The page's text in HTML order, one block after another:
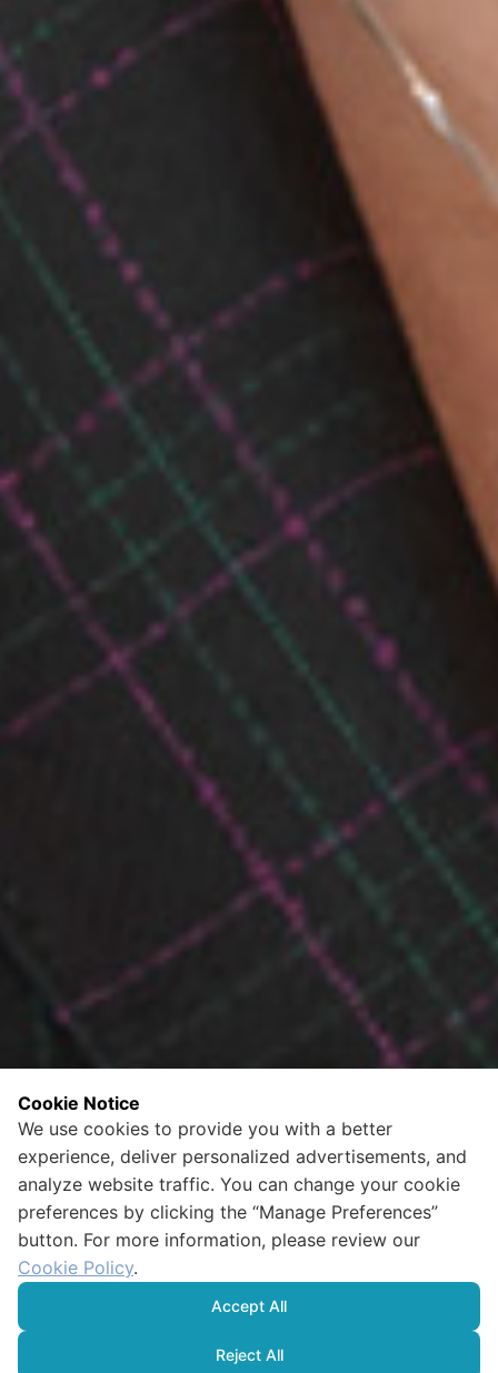
Cookie Notice
We use cookies to provide you with a better
experience, deliver personalized advertisements, and
analyze website traffic. You can change your cookie
preferences by clicking the “Manage Preferences”
button. For more information, please review our
Cookie Policy.
Accept All
Reject All